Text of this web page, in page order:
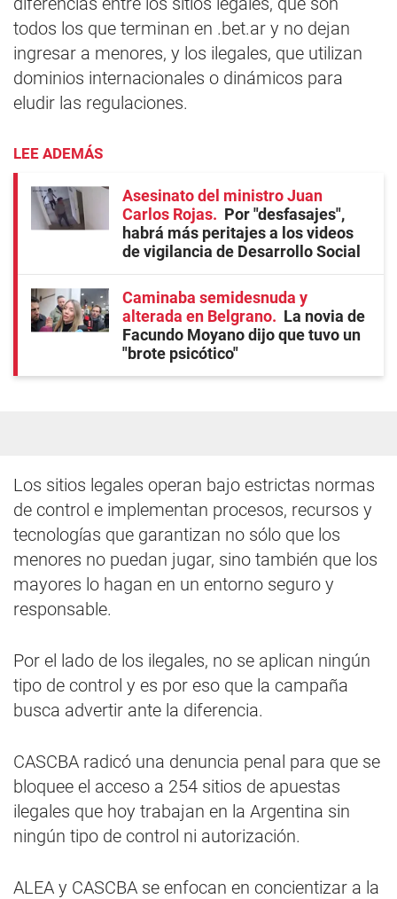
todos los que terminan en .bet.ar y no dejan
ingresar a menores, y los ilegales, que utilizan
dominios internacionales o dinámicos para
eludir las regulaciones.
LEE ADEMÁS
Asesinato del ministro Juan
Carlos Rojas
Por "desfasajes",
habrá más peritajes a los videos
de vigilancia de Desarrollo Social
Caminaba semidesnuda y
alterada en Belgrano
La novia de
Facundo Moyano dijo que tuvo un
"brote psicótico"
Los sitios legales operan bajo estrictas normas
de control e implementan procesos, recursos y
tecnologías que garantizan no sólo que los
menores no puedan jugar, sino también que los
mayores lo hagan en un entorno seguro y
responsable.
Por el lado de los ilegales, no se aplican ningún
tipo de control y es por eso que la campaña
busca advertir ante la diferencia.
CASCBA radicó una denuncia penal para que se
bloquee el acceso a 254 sitios de apuestas
ilegales que hoy trabajan en la Argentina sin
ningún tipo de control ni autorización.
ALEA y CASCBA se enfocan en concientizar a la